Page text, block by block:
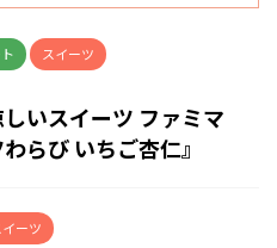
スイーツ
いスイーツ ファミマ
わらび いちご杏仁』
イーツ